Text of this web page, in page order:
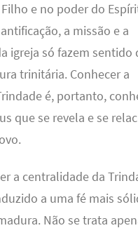
e no poder do
a missão e a
igreja só fazem sentido
trinitária. Conhecer a
é, portanto,
que se revela e se
a centralidade da
a uma fé mais
Não se trata